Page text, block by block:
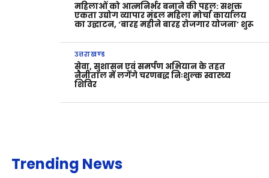
महिलाओं को आत्मनिर्भर बनाने की पहल: सशक्त
एकता उद्योग व्यापार मंडल महिला मोर्चा कार्यालय
का उद्घाटन, ‘बारह महीने बारह रोजगार योजना’ शुरू
उत्तराखण्ड
सेवा, सुशासन एवं समर्पण अभियान के तहत
नैनीताल में लगेंगे चरणबद्ध निःशुल्क स्वास्थ्य
शिविर
Trending News